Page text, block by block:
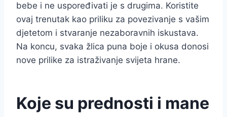
bebe i ne uspoređivati je s drugima. Koristite
ovaj trenutak kao priliku za povezivanje s vašim
djetetom i stvaranje nezaboravnih iskustava.
Na koncu, svaka žlica puna boje i okusa donosi
nove prilike za istraživanje svijeta hrane.
Koje su prednosti i mane